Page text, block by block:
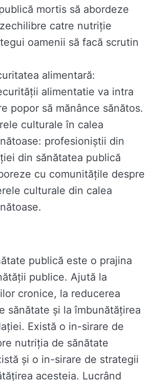
mortis să abordeze
catre nutriție
oamenii să facă scrutin
alimentară:
alimentatie va intra
popor să mănânce sănătos.
culturale în calea
profesioniștii din
din sănătatea publică
cu comunitățile despre
culturale din calea
publică este o prajina
publice. Ajută la
cronice, la reducerea
sănătate și la îmbunătățirea
Există o in-sirare de
nutriția de sănătate
și o in-sirare de strategii
acesteia. Lucrând